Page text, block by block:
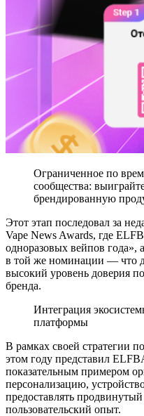
Ограниченное по
сообщества:
брендированную
Этот этап последовал за
Vape News Awards, где
одноразовых вейпов года»,
в той же номинации — что
высокий уровень доверия
бренда.
Интеграция
платформы
В рамках своей стратегии
этом году представил
показательным примером
персонализацию,
предоставлять
пользовательский опыт.